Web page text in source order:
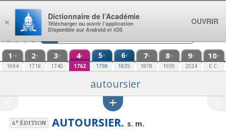
Aller au contenu
1 re
1694
2e
1718
3e
1740
4e
1762
5e
1798
6e
1835
7e
1878
8e
1935
9e
2024
10e
E.C.
autoursier
4eÉDITION AUTOURSIER. s. m.
×
Dictionnaire de l’Académie
Télécharger ou ouvrir l’application
Disponible sur Android et iOS
OUVRIR